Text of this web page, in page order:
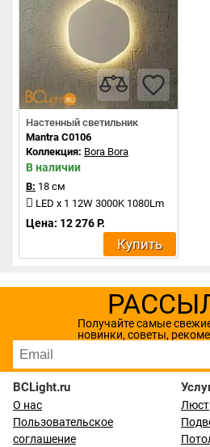
Настенный светильник
Mantra C0106
Коллекция: Bora Bora
В наличии
В: 18 см
LED x 1 12W 3000K 1080Lm
Цена: 12 276 Р.
Купить
Получайте самые
новинки, советы,
BCLight.ru
О нас
Пользовательское
соглашение